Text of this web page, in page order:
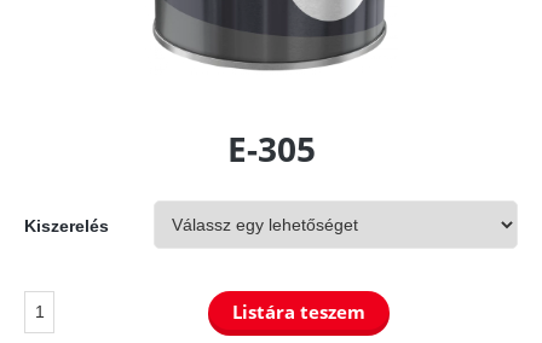
E-305
Kiszerelés
E-
Listára teszem